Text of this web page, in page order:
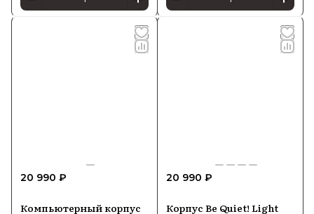
20 990 ₽
Компьютерный корпус
20 990 ₽
Корпус Be Quiet! Light